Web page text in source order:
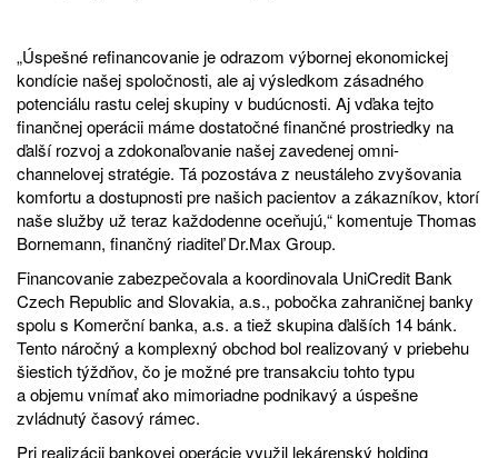
„Úspešné refinancovanie je odrazom výbornej ekonomickej
kondície našej spoločnosti, ale aj výsledkom zásadného
potenciálu rastu celej skupiny v budúcnosti. Aj vďaka tejto
finančnej operácii máme dostatočné finančné prostriedky na
ďalší rozvoj a zdokonaľovanie našej zavedenej omni-
channelovej stratégie. Tá pozostáva z neustáleho zvyšovania
komfortu a dostupnosti pre našich pacientov a zákazníkov, ktorí
naše služby už teraz každodenne oceňujú,“ komentuje Thomas
Bornemann, finančný riaditeľ Dr.Max Group.
Financovanie zabezpečovala a koordinovala UniCredit Bank
Czech Republic and Slovakia, a.s., pobočka zahraničnej banky
spolu s Komerční banka, a.s. a tiež skupina ďalších 14 bánk.
Tento náročný a komplexný obchod bol realizovaný v priebehu
šiestich týždňov, čo je možné pre transakciu tohto typu
a objemu vnímať ako mimoriadne podnikavý a úspešne
zvládnutý časový rámec.
Pri realizácii bankovej operácie využil lekárenský holding